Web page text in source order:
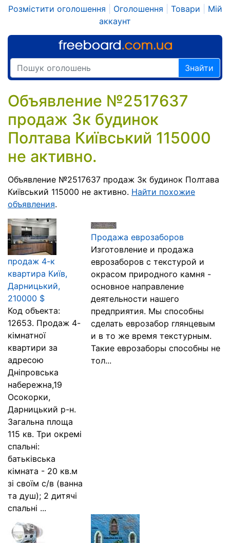
Розмістити оголошення Оголошення Товари
Мій
аккаунт
Знайти
Объявление №2517637
продаж 3к будинок
Полтава Київський 115000
не активно.
Объявление №2517637 продаж 3к будинок Полтава
Київський 115000 не активно. Найти похожие
объявления.
продаж 4-к
квартира Київ,
Дарницький,
210000 $
Код объекта:
12653. Продаж 4-
кімнатної
квартири за
адресою
Дніпровська
набережна,19
Осокорки,
Дарницький р-н.
Загальна площа
115 кв. Три окремі
спальні:
батьківська
кімната - 20 кв.м
зі своїм с/в (ванна
та душ); 2 дитячі
спальні ...
Продажа еврозаборов
Изготовление и продажа
еврозаборов с текстурой и
окрасом природного камня -
основное направление
деятельности нашего
предприятия. Мы способны
сделать еврозабор глянцевым
и в то же время текстурным.
Такие еврозаборы способны не
тол...